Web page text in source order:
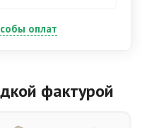
оплат
фактурой